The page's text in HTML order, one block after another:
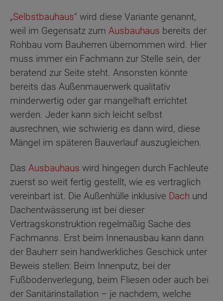
„Selbstbauhaus“ wird diese Variante genannt,
weil im Gegensatz zum Ausbauhaus bereits der
Rohbau vom Bauherren übernommen wird. Hier
muss immer ein Fachmann zur Stelle sein, der
beratend zur Seite steht. Ansonsten könnte
bereits das Außenmauerwerk qualitativ
minderwertig oder gar mangelhaft errichtet
werden. Jeder kann sich leicht selbst
ausrechnen, wie schwierig es dann wird, diese
Mängel im späteren Bauverlauf auszugleichen.
Das Ausbauhaus wird hingegen durch Fachleute
zuerst so weit fertig gestellt, wie es vertraglich
vereinbart ist. Die Außenhülle inklusive Dach und
Dachentwässerung ist bei dieser
Vertragskonstruktion regelmäßig Sache des
Fachmanns. Erst beim Innenausbau kann dann
der Bauherr sein handwerkliches Geschick unter
Beweis stellen: Beim Innenputz, bei der
Fußbodenverlegung, beim Fliesen oder auch bei
der Sanitärinstallation – je nachdem, welche